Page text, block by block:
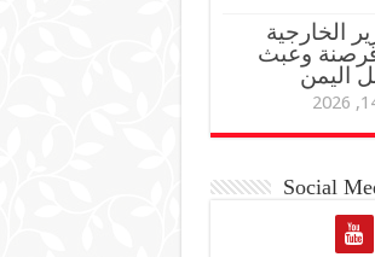
الخارجية
وعبث
اليمن